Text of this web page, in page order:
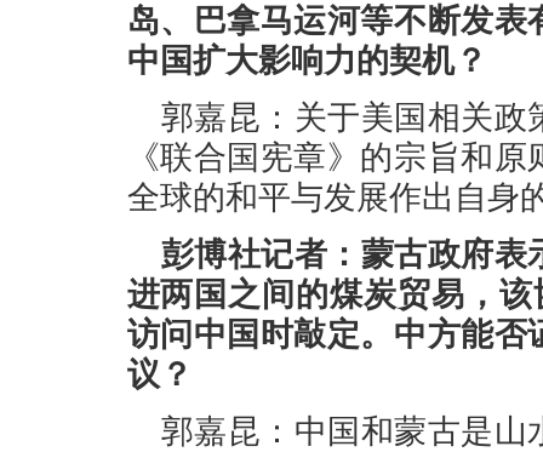
岛、巴拿马运河等不断发
中国扩大影响力的契机？
郭嘉昆：关于美国相关
《联合国宪章》的宗旨和
全球的和平与发展作出自身
彭博社记者：蒙古政府
进两国之间的煤炭贸易，
访问中国时敲定。中方能
议？
郭嘉昆：中国和蒙古是